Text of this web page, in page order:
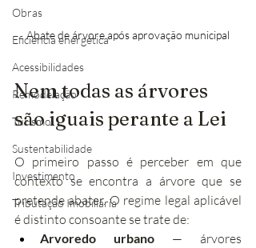
Obras
Eficiência energética
Acessibilidades
Remodelação
Turismo
Sustentabilidade
Investimento
Tributação Imobiliária
Abate de árvore após aprovação municipal
Nem todas as árvores
são iguais perante a Lei
O primeiro passo é perceber em que
contexto se encontra a árvore que se
pretende abater. O regime legal aplicável
é distinto consoante se trate de:
Arvoredo urbano — árvores